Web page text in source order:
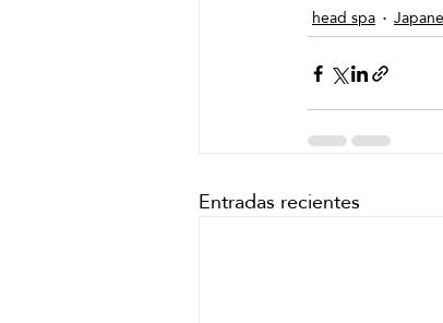
head spa
Entradas recientes